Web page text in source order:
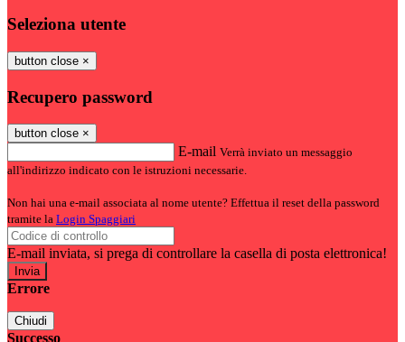
Seleziona utente
button close ×
Recupero password
button close ×
E-mail Verrà inviato un messaggio
all'indirizzo indicato con le istruzioni necessarie.
Non hai una e-mail associata al nome utente? Effettua il reset della password
tramite la Login Spaggiari
E-mail inviata, si prega di controllare la casella di posta elettronica!
Errore
Chiudi
Successo